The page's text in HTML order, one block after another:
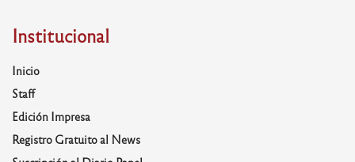
Institucional
Inicio
Staff
Edición Impresa
Registro Gratuito al News